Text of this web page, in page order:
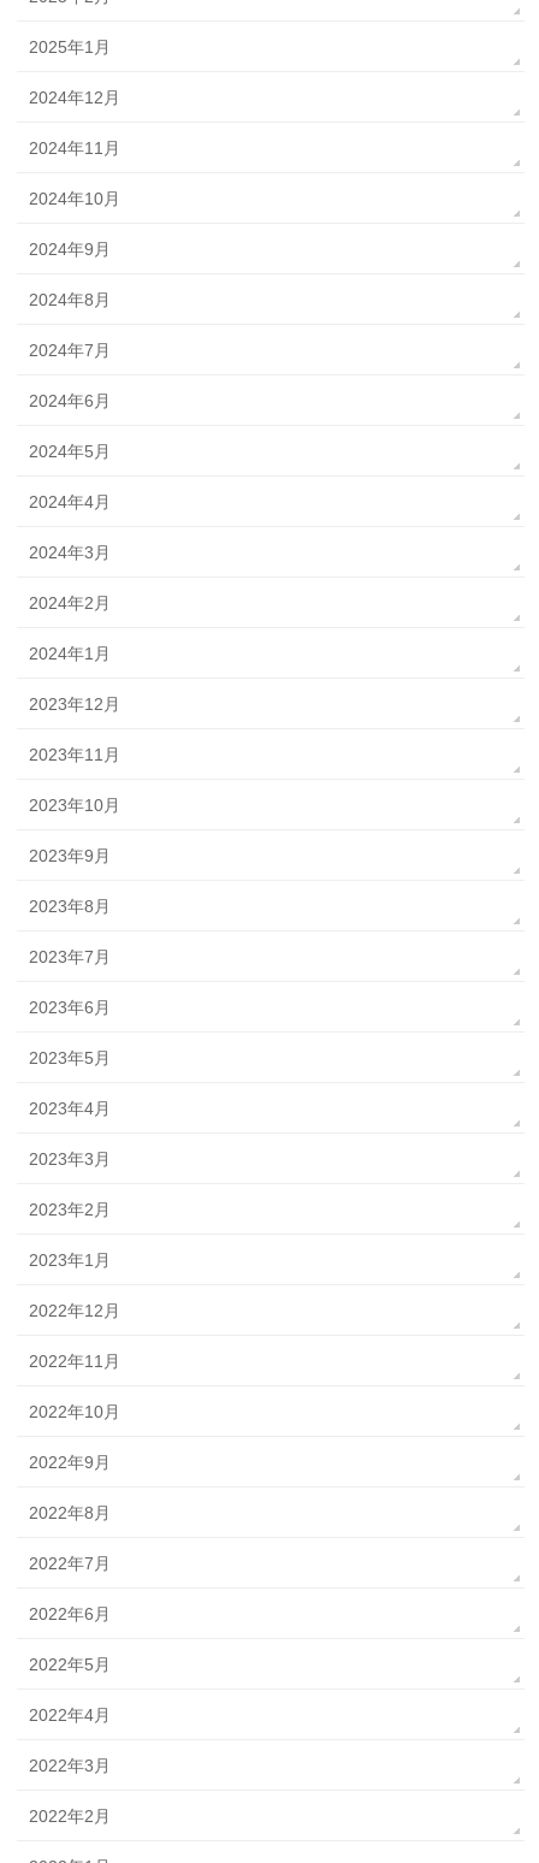
2025年1月
2024年12月
2024年11月
2024年10月
2024年9月
2024年8月
2024年7月
2024年6月
2024年5月
2024年4月
2024年3月
2024年2月
2024年1月
2023年12月
2023年11月
2023年10月
2023年9月
2023年8月
2023年7月
2023年6月
2023年5月
2023年4月
2023年3月
2023年2月
2023年1月
2022年12月
2022年11月
2022年10月
2022年9月
2022年8月
2022年7月
2022年6月
2022年5月
2022年4月
2022年3月
2022年2月